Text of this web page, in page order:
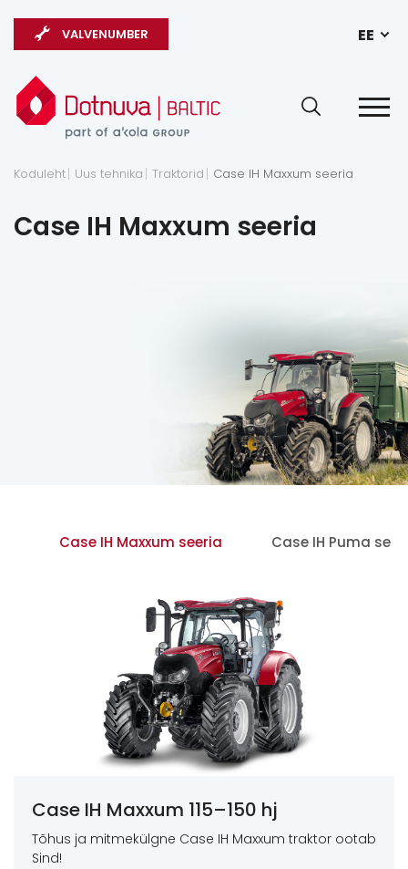
EE
VALVENUMBER
Koduleht Uus tehnika Traktorid Case IH Maxxum seeria
Case IH Maxxum seeria
Case IH Maxxum seeria Case IH Puma
Case IH Maxxum 115–150 hj
Tõhus ja mitmekülgne Case IH Maxxum traktor ootab
Sind!